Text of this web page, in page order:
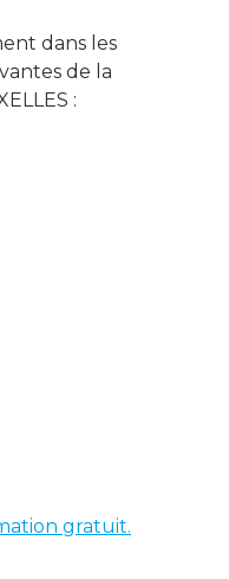
dans les
de la
:
gratuit.